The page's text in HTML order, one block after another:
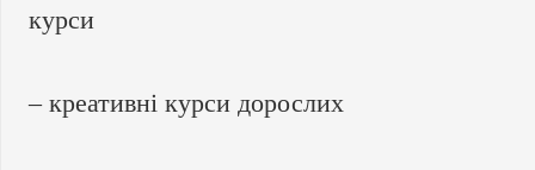
курси
– креативні курси дорослих